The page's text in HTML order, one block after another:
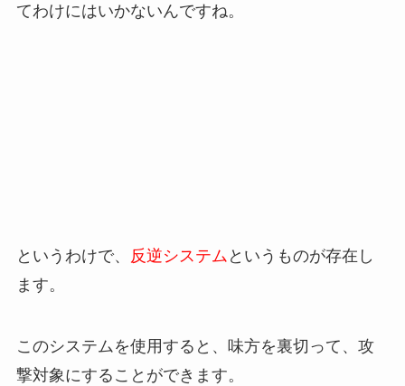
てわけにはいかないんですね。
というわけで、 反逆システム というものが存在し
ます。
このシステムを使用すると、味方を裏切って、攻
撃対象にすることができます。